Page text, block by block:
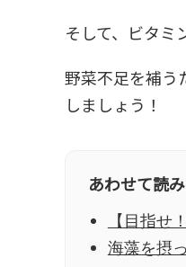
そして、ビタミ
野菜不足を補う
しましょう！
あわせて読
【目指せ
海藻を摂